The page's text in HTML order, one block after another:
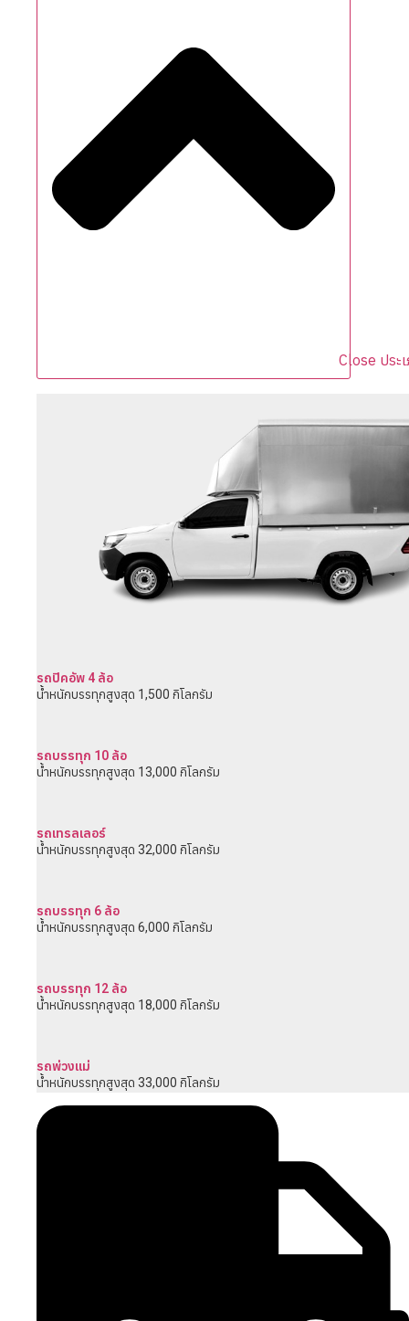
Close ประ
รถปิคอัพ 4 ล้อ
น้ำหนักบรรทุกสูงสุด 1,500 กิโลกรัม
รถบรรทุก 10 ล้อ
น้ำหนักบรรทุกสูงสุด 13,000 กิโลกรัม
รถเทรลเลอร์
น้ำหนักบรรทุกสูงสุด 32,000 กิโลกรัม
รถบรรทุก 6 ล้อ
น้ำหนักบรรทุกสูงสุด 6,000 กิโลกรัม
รถบรรทุก 12 ล้อ
น้ำหนักบรรทุกสูงสุด 18,000 กิโลกรัม
รถพ่วงแม่
น้ำหนักบรรทุกสูงสุด 33,000 กิโลกรัม